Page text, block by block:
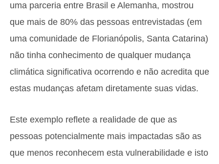
uma parceria entre Brasil e Alemanha, mostrou
que mais de 80% das pessoas entrevistadas (em
uma comunidade de Florianópolis, Santa Catarina)
não tinha conhecimento de qualquer mudança
climática significativa ocorrendo e não acredita que
estas mudanças afetam diretamente suas vidas.
Este exemplo reflete a realidade de que as
pessoas potencialmente mais impactadas são as
que menos reconhecem esta vulnerabilidade e isto